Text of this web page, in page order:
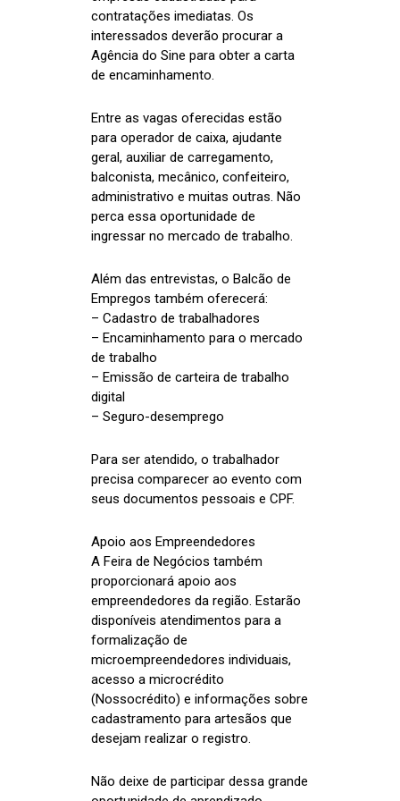
contratações imediatas. Os
interessados deverão procurar a
Agência do Sine para obter a carta
de encaminhamento.
Entre as vagas oferecidas estão
para operador de caixa, ajudante
geral, auxiliar de carregamento,
balconista, mecânico, confeiteiro,
administrativo e muitas outras. Não
perca essa oportunidade de
ingressar no mercado de trabalho.
Além das entrevistas, o Balcão de
Empregos também oferecerá:
– Cadastro de trabalhadores
– Encaminhamento para o mercado
de trabalho
– Emissão de carteira de trabalho
digital
– Seguro-desemprego
Para ser atendido, o trabalhador
precisa comparecer ao evento com
seus documentos pessoais e CPF.
Apoio aos Empreendedores
A Feira de Negócios também
proporcionará apoio aos
empreendedores da região. Estarão
disponíveis atendimentos para a
formalização de
microempreendedores individuais,
acesso a microcrédito
(Nossocrédito) e informações sobre
cadastramento para artesãos que
desejam realizar o registro.
Não deixe de participar dessa grande